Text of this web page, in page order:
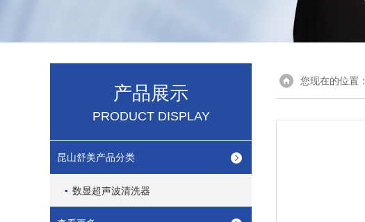
产品展示
PRODUCT DISPLAY
昆山舒美产品分类
数显超声波清洗器
您现在的位置：